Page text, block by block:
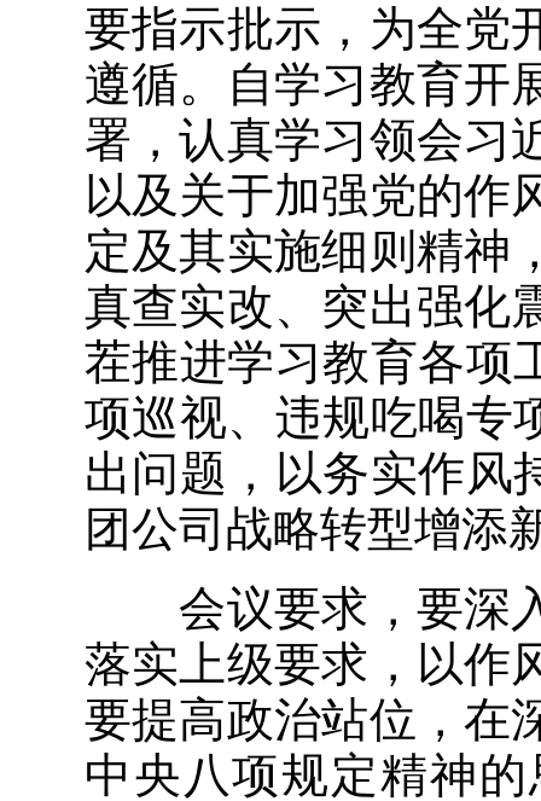
要指示批示，为全党
遵循。自学习教育开
署，认真学习领会习
以及关于加强党的作
定及其实施细则精神
真查实改、突出强化
茬推进学习教育各项
项巡视、违规吃喝专
出问题，以务实作风
团公司战略转型增添
会议要求，要深入
落实上级要求，以作
要提高政治站位，在
中央八项规定精神